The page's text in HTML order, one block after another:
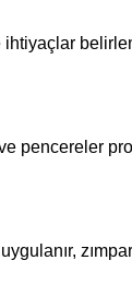
pencereler